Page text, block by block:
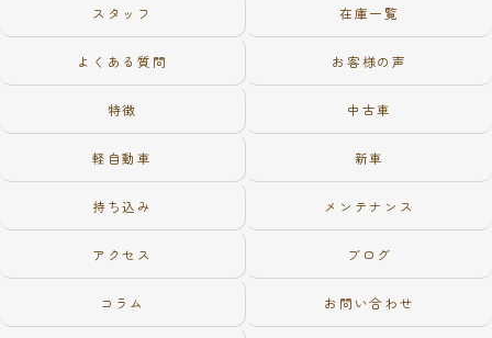
スタッフ 在庫一覧
よくある質問 お客様の声
特徴 中古車
軽自動車 新車
持ち込み メンテナンス
アクセス ブログ
コラム お問い合わせ